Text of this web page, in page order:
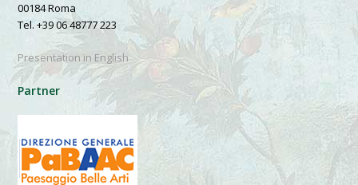
00184 Roma
Tel. +39 06 48777 223
Presentation in English
Partner